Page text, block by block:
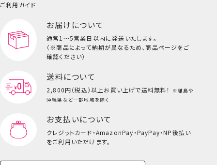
ご利用ガイド
お届けについて
通常1～5営業日以内に発送いたします。
（※商品によって納期が異なるため、商品ページをご
確認ください）
送料について
2,800円（税込）以上お買い上げで送料無料！
※離島や
沖縄県など一部地域を除く
お支払いについて
クレジットカード・AmazonPay・PayPay・NP後払い
をご利用いただけます。